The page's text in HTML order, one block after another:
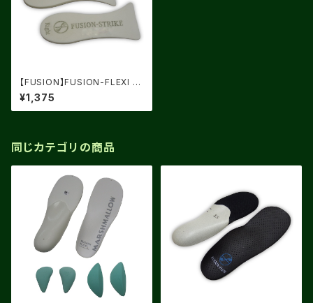
【FUSION】FUSION-FLEXI S
TRIKE
¥1,375
同じカテゴリの商品